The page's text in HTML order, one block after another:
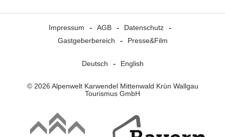
Impressum AGB
Datenschutz
Gastgeberbereich
Presse&Film
Deutsch English
© 2026 Alpenwelt Karwendel Mittenwald Krün Wallgau
Tourismus GmbH